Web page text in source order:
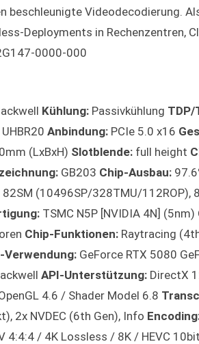
beschleunigte Videodecodierung.
Deployments in Rechenzentren,
0000-000
Kühlung: Passivkühlung TDP/
Anbindung: PCIe 5.0 x16
(LxBxH) Slotblende: full height
GB203 Chip-Ausbau:
82SM (10496SP/328TMU/112ROP),
TSMC N5P [NVIDIA 4N] (5nm)
Chip-Funktionen: Raytracing
Verwendung: GeForce RTX 5080
API-Unterstützung: DirectX
4.6 / Shader Model 6.8
2x NVDEC (6th Gen), Info
4:4:4 / 4K Lossless / 8K / HEVC